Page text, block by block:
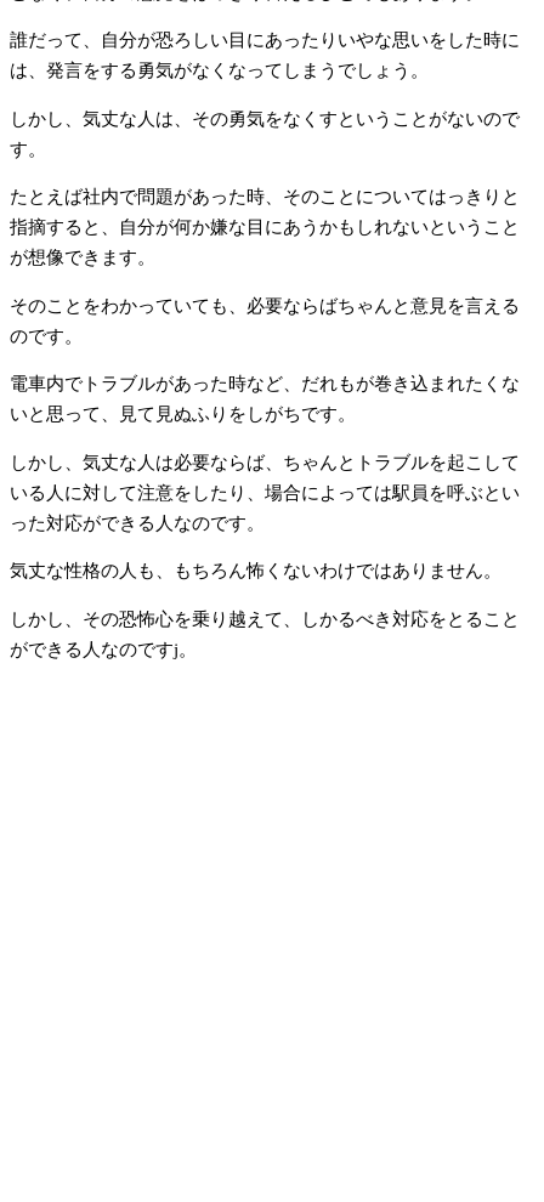
誰だって、自分が恐ろしい目にあったりいやな思いをした時に
は、発言をする勇気がなくなってしまうでしょう。
しかし、気丈な人は、その勇気をなくすということがないので
す。
たとえば社内で問題があった時、そのことについてはっきりと
指摘すると、自分が何か嫌な目にあうかもしれないということ
が想像できます。
そのことをわかっていても、必要ならばちゃんと意見を言える
のです。
電車内でトラブルがあった時など、だれもが巻き込まれたくな
いと思って、見て見ぬふりをしがちです。
しかし、気丈な人は必要ならば、ちゃんとトラブルを起こして
いる人に対して注意をしたり、場合によっては駅員を呼ぶとい
った対応ができる人なのです。
気丈な性格の人も、もちろん怖くないわけではありません。
しかし、その恐怖心を乗り越えて、しかるべき対応をとること
ができる人なのですj。